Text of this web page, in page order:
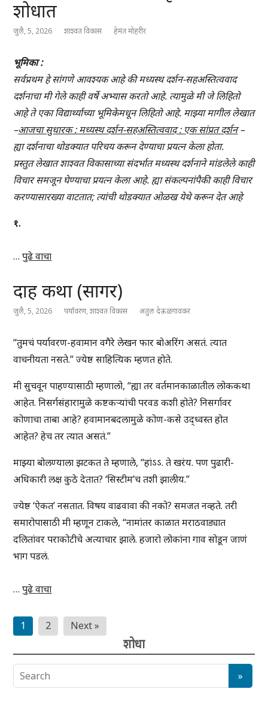
शोधात
जुलै, 5, 2026 शाश्वत विकास हेमंत मोहरीर
भूमिका :
सर्वप्रथम हे सांगणे आवश्यक आहे की मध्यस्थ दर्शन-सहअस्तित्ववाद
दर्शनाचा मी गेले काही वर्षे अभ्यास करतो आहे. त्यामुळे मी जे लिहितो
आहे ते एका विद्यार्थ्याच्या भूमिकेमधून लिहितो आहे. माझ्या मागील लेखात
–आजचा सुधारक : मध्यस्थ दर्शन-सहअस्तित्ववाद : एक सांप्रत दर्शन–
ह्या दर्शनाचा थोडक्यातपरिचय करून देण्याचा प्रयत्न केला होता.
प्रस्तुत लेखात शाश्वत विकासाच्या संदर्भात मध्यस्थ दर्शनाने मांडलेले काही
विचार समजून घेण्याचा प्रयत्न केला आहे. ह्या संकल्पनांपैकी काही विचार
करण्यासारख्या वाटतात; त्यांची थोडक्यात ओळख येथे करून देत आहे
१.
…पुढे वाचा
दाह कथा (सागर)
जुलै, 5, 2026 पर्यावरण,शाश्वत विकास अतुल देऊळगावकर
“तुमचं पर्यावरण-हवामान वगैरे लेखन फार बोअरिंग असतं. त्यात
वाचनीयता नसते.” ज्येष्ठ साहित्यिक म्हणत होते.
मी सुचवून पाहण्यासाठी म्हणालो, “ह्या तर वर्तमानकाळातील लोककथा
आहेत. निसर्गसंहारामुळे कष्टकऱ्यांची परवड कशी होते? निसर्गावर
कोणाचा ताबा आहे? हवामानबदलामुळे कोण-कसे उद्ध्वस्त होत
आहेत? हेच तर त्यात असतं.”
माझ्या बोलण्याला झटकत ते म्हणाले, “हांऽऽ. ते खरंय. पण पुढारी-
अधिकारी लक्ष कुठे देतात? ‘सिस्टीम’च तशी झालीय.”
ज्येष्ठ ‘ऐकत’ नसतात. विषय वाढवावा की नको? समजत नव्हते. तरी
समारोपासाठी मी म्हणून टाकले, “नामांतर काळात मराठवाड्यात
दलितांवर पराकोटीचे अत्याचार झाले. हजारो लोकांना गाव सोडून जाणं
भाग पडलं.
…पुढे वाचा
Posts
pagination
1 2 Next »
शोधा